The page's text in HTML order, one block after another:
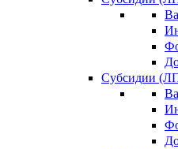
Субсидии